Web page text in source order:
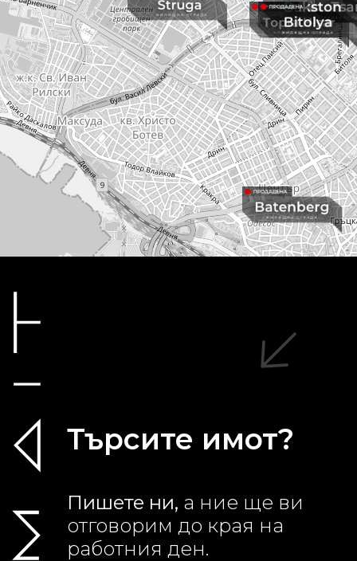
Търсите имот?
Пишете ни, а ние ще ви
отговорим до края на
работния ден.